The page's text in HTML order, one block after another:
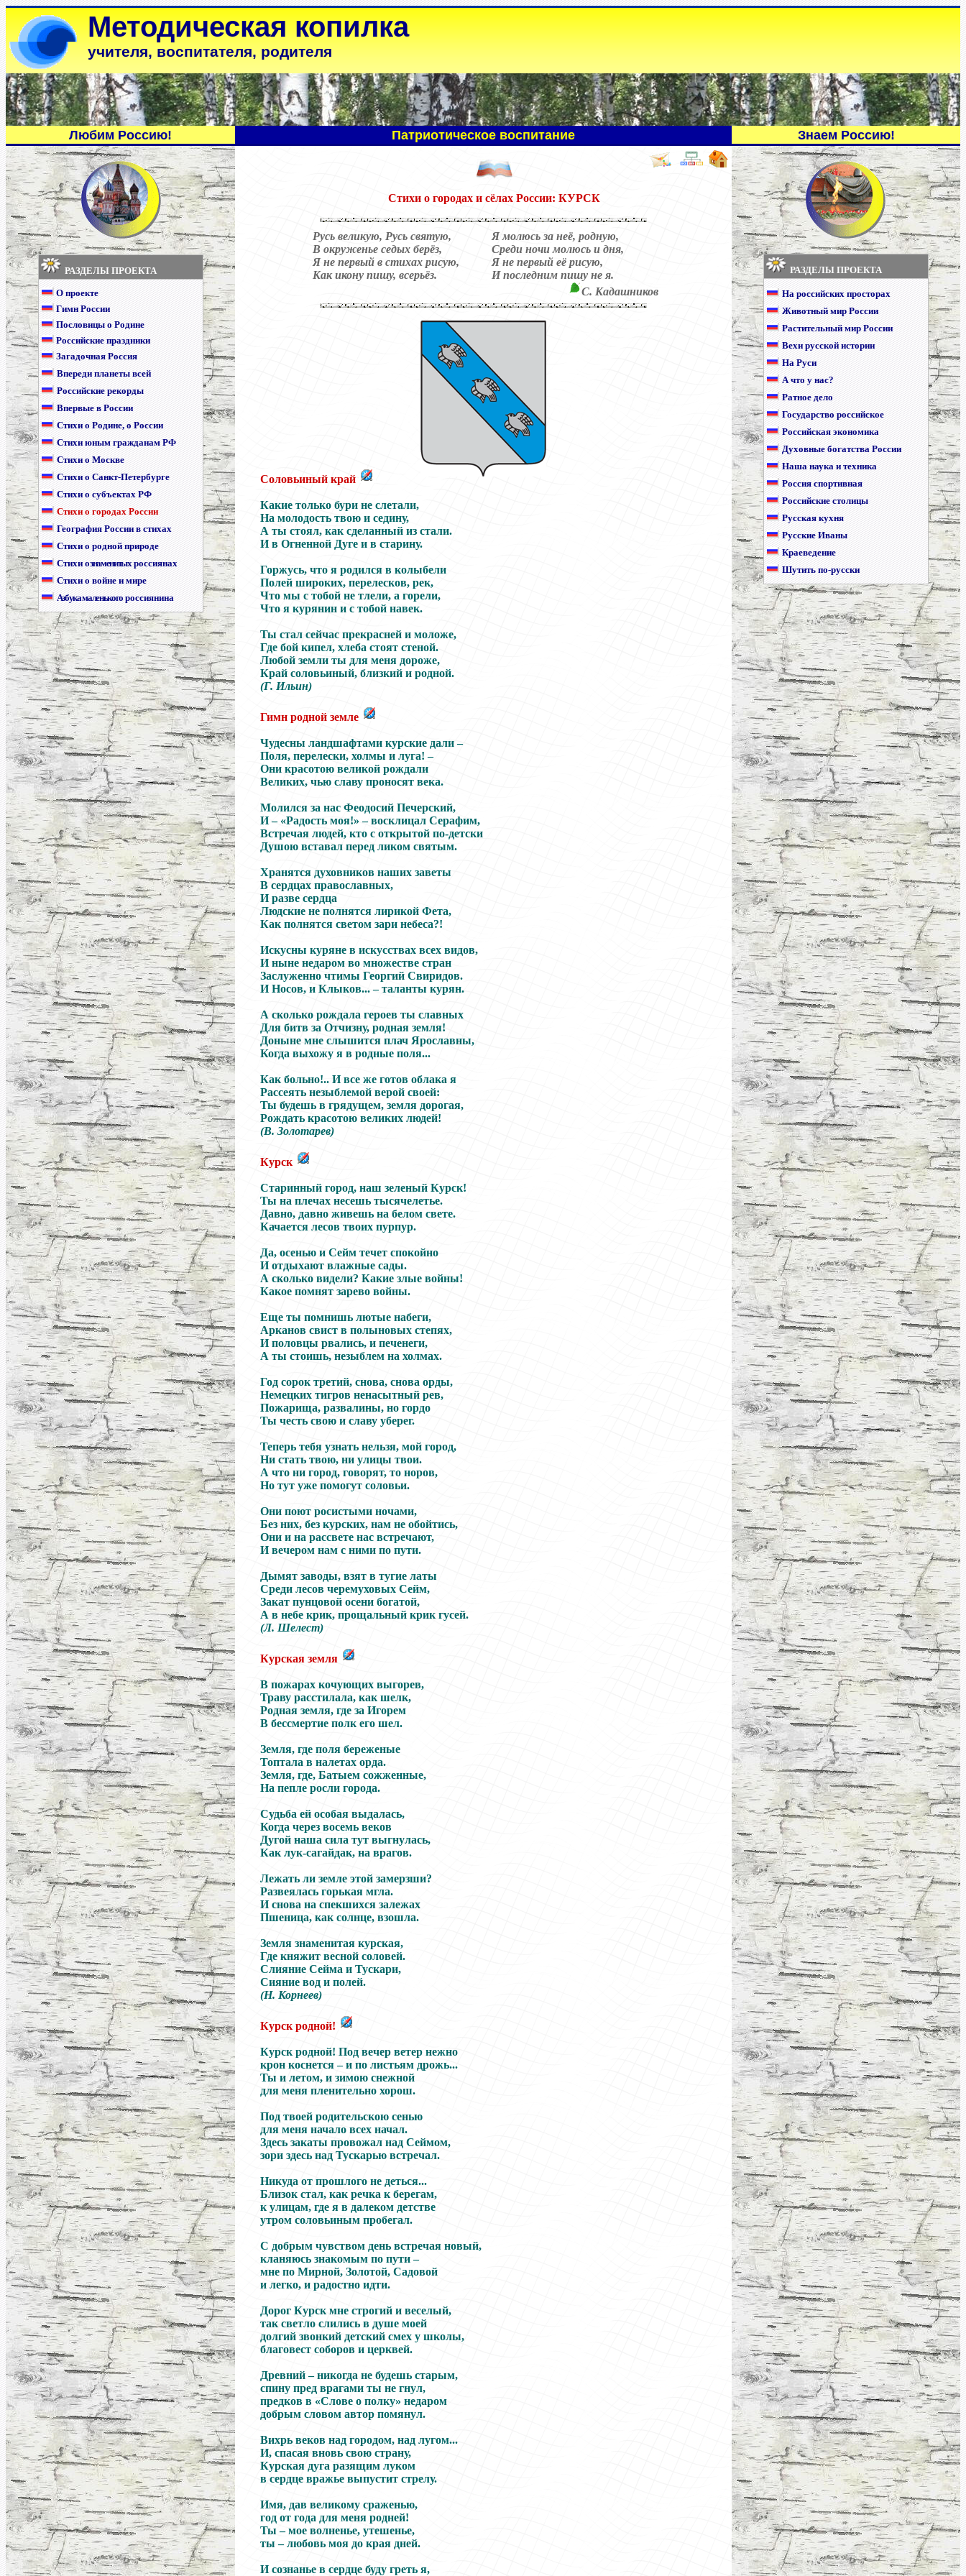
Методическая копилка
учителя, воспитателя, родителя
Любим Россию! Патриотическое воспитание Знаем Россию!
РАЗДЕЛЫ ПРОЕКТА
О проекте
Гимн России
Пословицы о Родине
Российские праздники
Загадочная Россия
Впереди планеты всей
Российские рекорды
Впервые в России
Стихи о Родине, о России
Стихи юным гражданам РФ
Стихи о Москве
Стихи о Санкт-Петербурге
Стихи о субъектах РФ
Стихи о городах России
География России в стихах
Стихи о родной природе
Стихио знаменитыхроссиянах
Стихи о войне и мире
Азбука маленькогороссиянина
Стихи о городах и сёлах России: КУРСК
Русь великую, Русь святую,
В окруженье седых берёз,
Я не первый в стихах рисую,
Как икону пишу, всерьёз.
Я молюсь за неё, родную,
Среди ночи молюсь и дня,
Я не первый её рисую,
И последним пишу не я.
С. Кадашников
Соловьиный край
Какие только бури не слетали,
На молодость твою и седину,
А ты стоял, как сделанный из стали.
И в Огненной Дуге и в старину.
Горжусь, что я родился в колыбели
Полей широких, перелесков, рек,
Что мы с тобой не тлели, а горели,
Что я курянин и с тобой навек.
Ты стал сейчас прекрасней и моложе,
Где бой кипел, хлеба стоят стеной.
Любой земли ты для меня дороже,
Край соловьиный, близкий и родной.
(Г. Ильин)
Гимн родной земле
Чудесны ландшафтами курские дали –
Поля, перелески, холмы и луга! –
Они красотою великой рождали
Великих, чью славу проносят века.
Молился за нас Феодосий Печерский,
И – «Радость моя!» – восклицал Серафим,
Встречая людей, кто с открытой по-детски
Душою вставал перед ликом святым.
Хранятся духовников наших заветы
В сердцах православных,
И разве сердца
Людские не полнятся лирикой Фета,
Как полнятся светом зари небеса?!
Искусны куряне в искусствах всех видов,
И ныне недаром во множестве стран
Заслуженно чтимы Георгий Свиридов.
И Носов, и Клыков... – таланты курян.
А сколько рождала героев ты славных
Для битв за Отчизну, родная земля!
Доныне мне слышится плач Ярославны,
Когда выхожу я в родные поля...
Как больно!.. И все же готов облака я
Рассеять незыблемой верой своей:
Ты будешь в грядущем, земля дорогая,
Рождать красотою великих людей!
(В. Золотарев)
Курск
Старинный город, наш зеленый Курск!
Ты на плечах несешь тысячелетье.
Давно, давно живешь на белом свете.
Качается лесов твоих пурпур.
Да, осенью и Сейм течет спокойно
И отдыхают влажные сады.
А сколько видели? Какие злые войны!
Какое помнят зарево войны.
Еще ты помнишь лютые набеги,
Арканов свист в полыновых степях,
И половцы рвались, и печенеги,
А ты стоишь, незыблем на холмах.
Год сорок третий, снова, снова орды,
Немецких тигров ненасытный рев,
Пожарища, развалины, но гордо
Ты честь свою и славу уберег.
Теперь тебя узнать нельзя, мой город,
Ни стать твою, ни улицы твои.
А что ни город, говорят, то норов,
Но тут уже помогут соловьи.
Они поют росистыми ночами,
Без них, без курских, нам не обойтись,
Они и на рассвете нас встречают,
И вечером нам с ними по пути.
Дымят заводы, взят в тугие латы
Среди лесов черемуховых Сейм,
Закат пунцовой осени богатой,
А в небе крик, прощальный крик гусей.
(Л. Шелест)
Курская земля
В пожарах кочующих выгорев,
Траву расстилала, как шелк,
Родная земля, где за Игорем
В бессмертие полк его шел.
Земля, где поля береженые
Топтала в налетах орда.
Земля, где, Батыем сожженные,
На пепле росли города.
Судьба ей особая выдалась,
Когда через восемь веков
Дугой наша сила тут выгнулась,
Как лук-сагайдак, на врагов.
Лежать ли земле этой замерзши?
Развеялась горькая мгла.
И снова на спекшихся залежах
Пшеница, как солнце, взошла.
Земля знаменитая курская,
Где княжит весной соловей.
Слияние Сейма и Тускари,
Сияние вод и полей.
(Н. Корнеев)
Курск родной!
Курск родной! Под вечер ветер нежно
крон коснется – и по листьям дрожь...
Ты и летом, и зимою снежной
для меня пленительно хорош.
Под твоей родительскою сенью
для меня начало всех начал.
Здесь закаты провожал над Сеймом,
зори здесь над Тускарью встречал.
Никуда от прошлого не деться...
Близок стал, как речка к берегам,
к улицам, где я в далеком детстве
утром соловьиным пробегал.
С добрым чувством день встречая новый,
кланяюсь знакомым по пути –
мне по Мирной, Золотой, Садовой
и легко, и радостно идти.
Дорог Курск мне строгий и веселый,
так светло слились в душе моей
долгий звонкий детский смех у школы,
благовест соборов и церквей.
Древний – никогда не будешь старым,
спину пред врагами ты не гнул,
предков в «Слове о полку» недаром
добрым словом автор помянул.
Вихрь веков над городом, над лугом...
И, спасая вновь свою страну,
Курская дуга разящим луком
в сердце вражье выпустит стрелу.
Имя, дав великому сраженью,
год от года для меня родней!
Ты – мое волненье, утешенье,
ты – любовь моя до края дней.
И сознанье в сердце буду греть я,
РАЗДЕЛЫ ПРОЕКТА
На российских просторах
Животный мир России
Растительный мир России
Вехи русской истории
На Руси
А что у нас?
Ратное дело
Государство российское
Российская экономика
Духовные богатства России
Наша наука и техника
Россия спортивная
Российские столицы
Русская кухня
Русские Иваны
Краеведение
Шутить по-русски